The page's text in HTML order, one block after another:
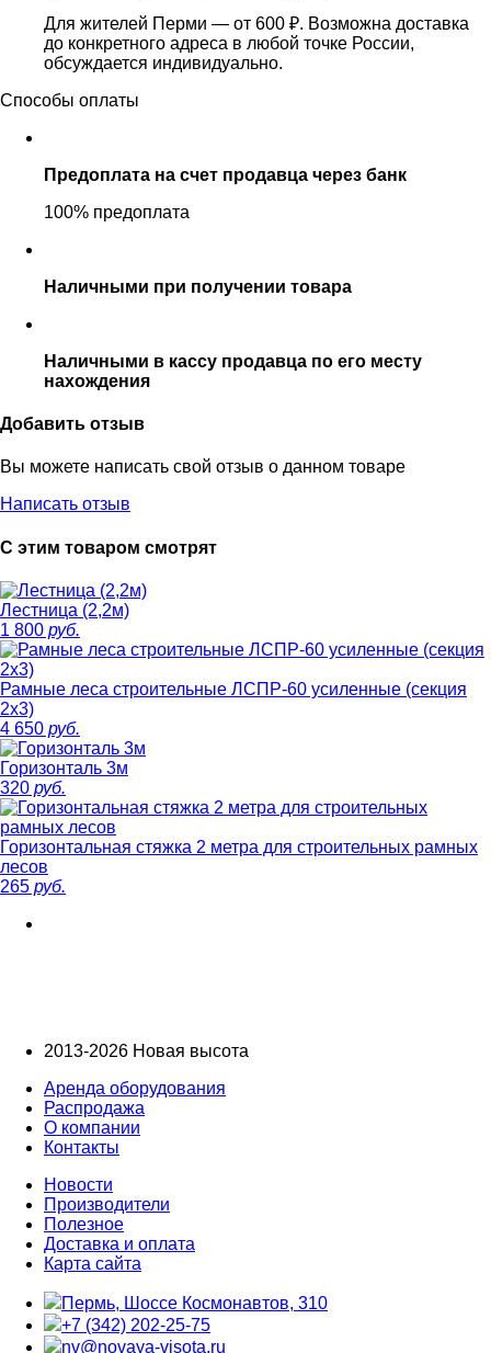
Для жителей Перми — от 600 ₽. Возможна доставка
до конкретного адреса в любой точке России,
обсуждается индивидуально.
Способы оплаты
Предоплата на счет продавца через банк
100% предоплата
Наличными при получении товара
Наличными в кассу продавца по его месту
нахождения
Добавить отзыв
Вы можете написать свой отзыв о данном товаре
Написать отзыв
С этим товаром смотрят
Лестница (2,2м)
1 800 руб.
Рамные леса строительные ЛСПР-60 усиленные (секция
2х3)
4 650 руб.
Горизонталь 3м
320 руб.
Горизонтальная стяжка 2 метра для строительных рамных
лесов
265 руб.
2013-2026 Новая высота
Аренда оборудования
Распродажа
О компании
Контакты
Новости
Производители
Полезное
Доставка и оплата
Карта сайта
Пермь, Шоссе Космонавтов, 310
+7 (342) 202-25-75
nv@novaya-visota.ru